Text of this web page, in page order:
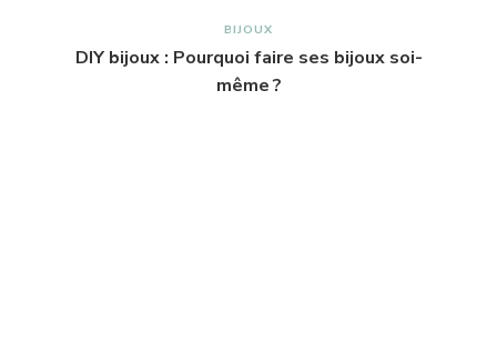
BIJOUX
DIY bijoux : Pourquoi faire ses bijoux soi-
même ?